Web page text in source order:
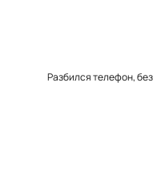
Разбился телефон,